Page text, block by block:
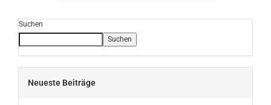
Suchen
Suchen
Neueste Beiträge